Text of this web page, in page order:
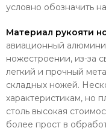
условно обозначить
Материал рукояти
авиационный
ножестроении, из-за
легкий и прочный
складных ножей.
характеристикам, но
столь высокая
более прост в